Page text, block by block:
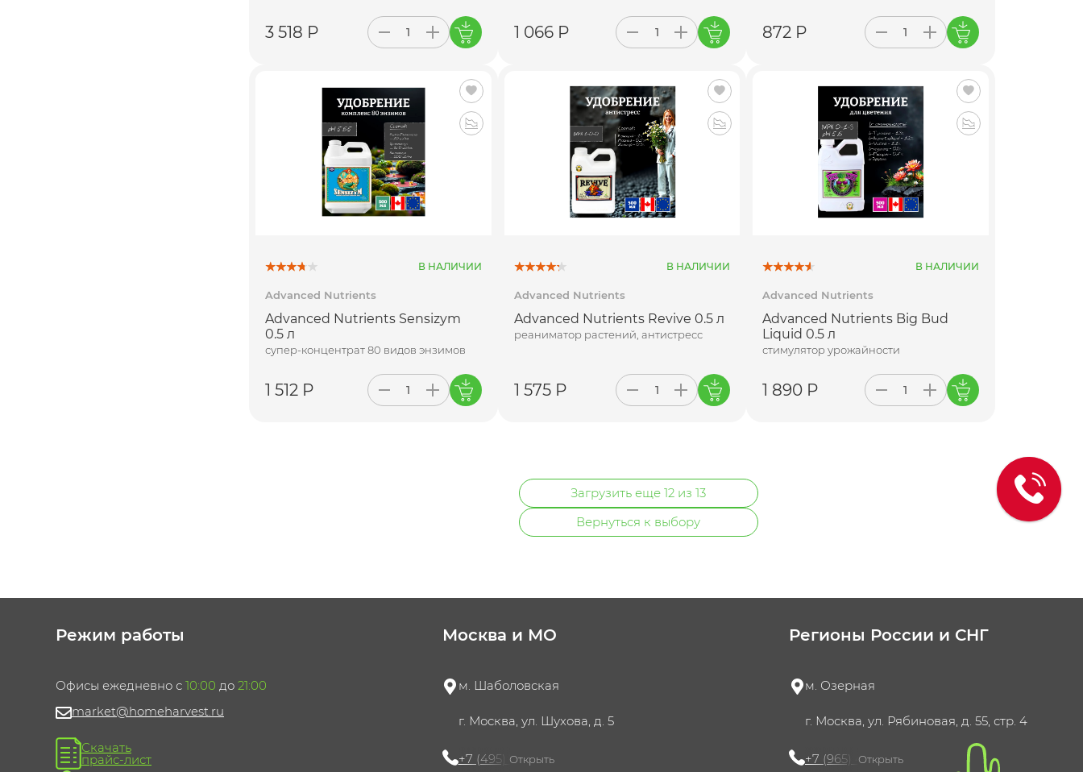
3 518 Р 1 066 Р 872 Р
В НАЛИЧИИ
Advanced Nutrients
Advanced Nutrients Sensizym
0.5 л
супер-концентрат 80 видов энзимов
1 512 Р
В НАЛИЧИИ
Advanced Nutrients
Advanced Nutrients Revive 0.5 л
реаниматор растений, антистресс
1 575 Р
В НАЛИЧИИ
Advanced Nutrients
Advanced Nutrients Big Bud
Liquid 0.5 л
стимулятор урожайности
1 890 Р
Загрузить еще 12 из 13
Вернуться к выбору
Режим работы
Офисы ежедневно с 10:00 до 21:00
market@homeharvest.ru
Скачать
прайс-лист
Москва и МО
м. Шаболовская
г. Москва, ул. Шухова, д. 5
+7 (495) 721-60-15
Открыть
Регионы России и СНГ
м. Озерная
г. Москва, ул. Рябиновая, д. 55, стр. 4
+7 (965) 420-10-10
Открыть